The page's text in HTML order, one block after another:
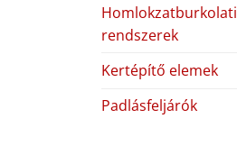
Homlokzatburkolati
rendszerek
Kertépítő elemek
Padlásfeljárók